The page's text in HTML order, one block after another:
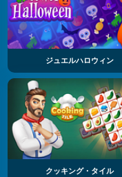
ジュエルハロウィン
クッキング・タイル